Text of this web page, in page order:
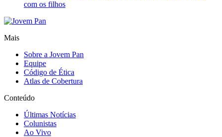
com os filhos
Mais
Sobre a Jovem Pan
Equipe
Código de Ética
Atlas de Cobertura
Conteúdo
Últimas Notícias
Colunistas
Ao Vivo